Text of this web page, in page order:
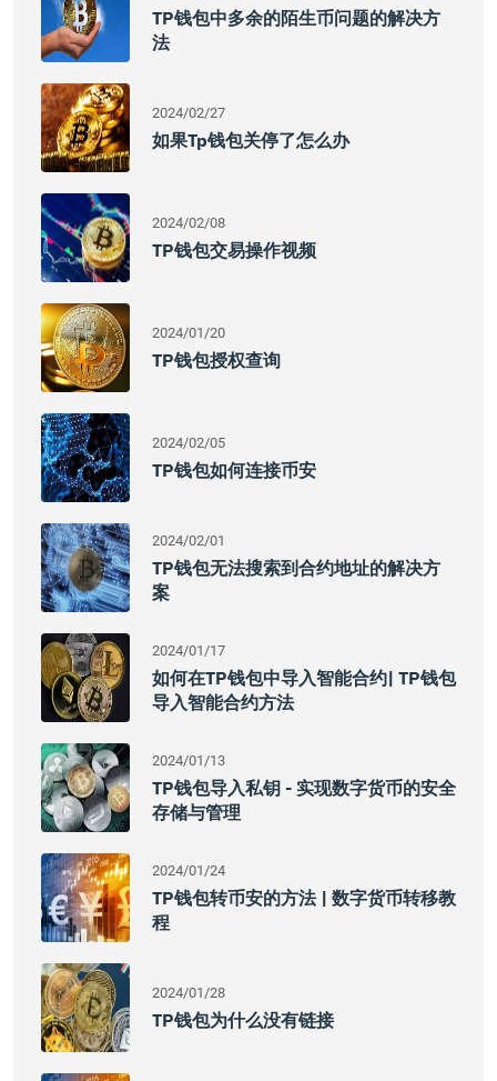
TP钱包中多余的陌生币问题的解决方
法
2024/02/27
如果tp钱包关停了怎么办
2024/02/08
TP钱包交易操作视频
2024/01/20
TP钱包授权查询
2024/02/05
TP钱包如何连接币安
2024/02/01
TP钱包无法搜索到合约地址的解决方
案
2024/01/17
如何在TP钱包中导入智能合约| TP钱包
导入智能合约方法
2024/01/13
TP钱包导入私钥 - 实现数字货币的安全
存储与管理
2024/01/24
TP钱包转币安的方法 | 数字货币转移教
程
2024/01/28
TP钱包为什么没有链接